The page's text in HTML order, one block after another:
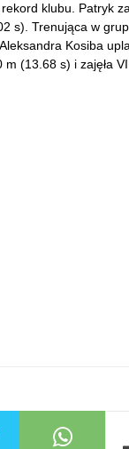
klubu. Patryk
s). Trenująca w
Kosiba
(13.68 s) i zajęła